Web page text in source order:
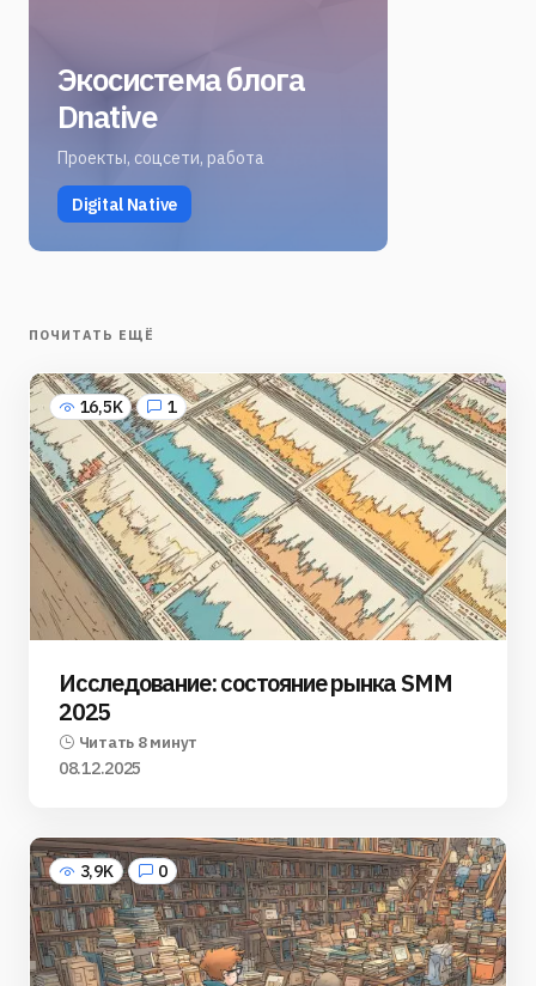
Экосистема блога
Dnative
Проекты, соцсети, работа
Digital Native
ПОЧИТАТЬ ЕЩЁ
16,5K 1
Исследование: состояние рынка SMM
2025
Читать 8 минут
08.12.2025
3,9K 0